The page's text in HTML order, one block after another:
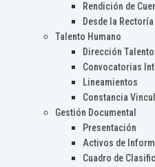
Rendición de
Desde la Rectoría
Talento Humano
Dirección
Convocatorias
Lineamientos
Constancia
Gestión Documental
Presentación
Activos de
Cuadro de